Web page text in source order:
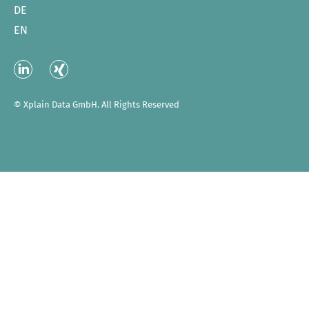
DE
EN
LinkedXING
© Xplain Data GmbH. All Rights Reserved